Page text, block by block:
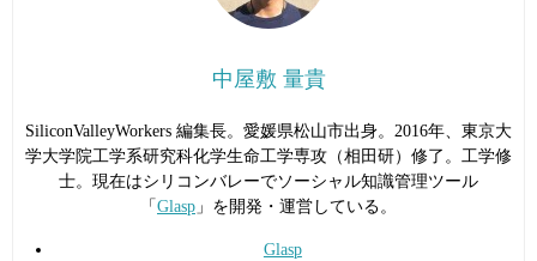
中屋敷 量貴
SiliconValleyWorkers 編集長。愛媛県松山市出身。2016年、東京大
学大学院工学系研究科化学生命工学専攻（相田研）修了。工学修
士。現在はシリコンバレーでソーシャル知識管理ツール
「 Glasp 」を開発・運営している。
Glasp